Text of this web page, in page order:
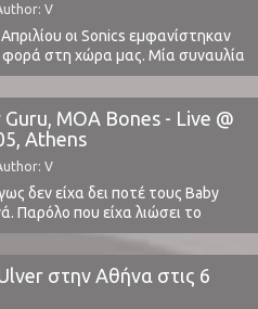
και στη συμβολή του Sean
V
οι Sonics εμφανίστηκαν
φορά στη χώρα μας. Μία συναυλία
περίμενα με μεγάλη
από την πρώτη στιγμή της
της.Θυμάμαι ακόμα τις τρεις
φορές στο Gagarin 205 που
μην παρευρεθώ. Σε μία
για το πιθανό θέαμα μιας
Guru, MOA Bones - Live @
Athens
V
δεν είχα δει ποτέ τους Baby
Παρόλο που είχα λιώσει το
χρόνια πριν. Παρόλο που έλεγα
δεν τους χάνω”, όποτε έκαναν
Πέμπτη όμως 30 Μαρτίου
βασικότερος λόγος;Η
στην Αθήνα στις 6